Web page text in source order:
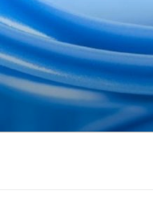
Przejdź
do
treści